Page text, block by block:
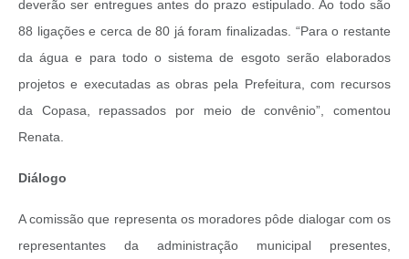
deverão ser entregues antes do prazo estipulado. Ao todo são
88 ligações e cerca de 80 já foram finalizadas. “Para o restante
da água e para todo o sistema de esgoto serão elaborados
projetos e executadas as obras pela Prefeitura, com recursos
da Copasa, repassados por meio de convênio”, comentou
Renata.
Diálogo
A comissão que representa os moradores pôde dialogar com os
representantes da administração municipal presentes,